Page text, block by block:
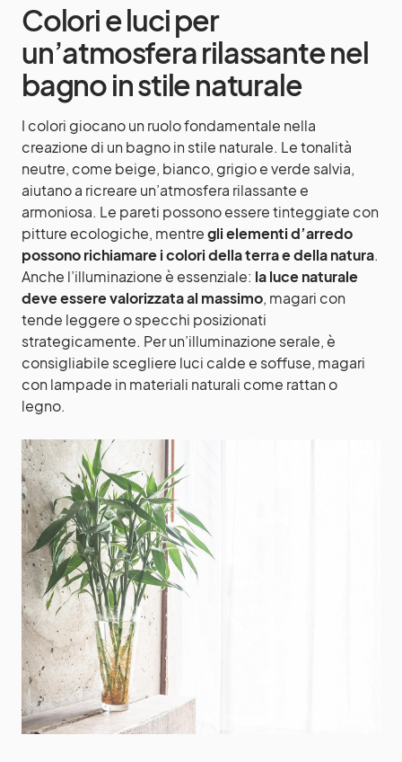
Colori e luci per
un’atmosfera rilassante nel
bagno in stile naturale
I colori giocano un ruolo fondamentale nella
creazione di un bagno in stile naturale. Le tonalità
neutre, come beige, bianco, grigio e verde salvia,
aiutano a ricreare un’atmosfera rilassante e
armoniosa. Le pareti possono essere tinteggiate con
pitture ecologiche, mentregli elementi d’arredo
possono richiamare i colori della terra e della natura.
Anche l’illuminazione è essenziale: la luce naturale
deve essere valorizzata al massimo, magari con
tende leggere o specchi posizionati
strategicamente. Per un’illuminazione serale, è
consigliabile scegliere luci calde e soffuse, magari
con lampade in materiali naturali come rattan o
legno.